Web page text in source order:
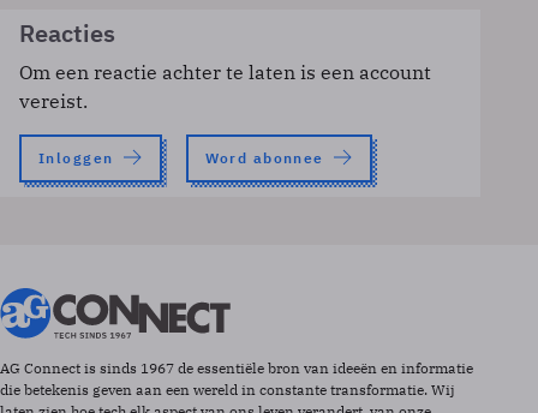
Reacties
Om een reactie achter te laten is een account
vereist.
Inloggen Word abonnee
AG Connect is sinds 1967 de essentiële bron van ideeën en informatie
die betekenis geven aan een wereld in constante transformatie. Wij